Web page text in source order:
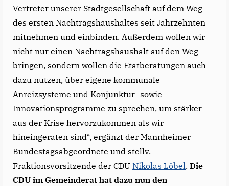
Vertreter unserer Stadtgesellschaft auf dem Weg
des ersten Nachtragshaushaltes seit Jahrzehnten
mitnehmen und einbinden. Außerdem wollen wir
nicht nur einen Nachtragshaushalt auf den Weg
bringen, sondern wollen die Etatberatungen auch
dazu nutzen, über eigene kommunale
Anreizsysteme und Konjunktur- sowie
Innovationsprogramme zu sprechen, um stärker
aus der Krise hervorzukommen als wir
hineingeraten sind“, ergänzt der Mannheimer
Bundestagsabgeordnete und stellv.
Fraktionsvorsitzende der CDU Nikolas Löbel. Die
CDU im Gemeinderat hat dazu nun den